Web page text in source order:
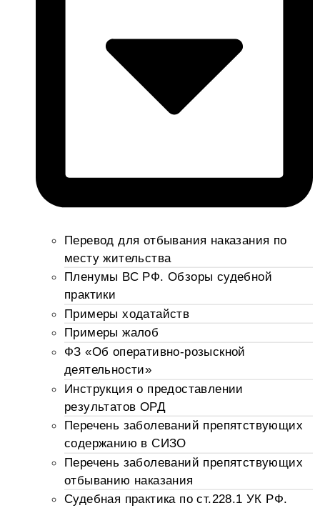
Перевод для отбывания наказания по
месту жительства
Пленумы ВС РФ. Обзоры судебной
практики
Примеры ходатайств
Примеры жалоб
ФЗ «Об оперативно-розыскной
деятельности»
Инструкция о предоставлении
результатов ОРД
Перечень заболеваний препятствующих
содержанию в СИЗО
Перечень заболеваний препятствующих
отбыванию наказания
Судебная практика по ст.228.1 УК РФ.